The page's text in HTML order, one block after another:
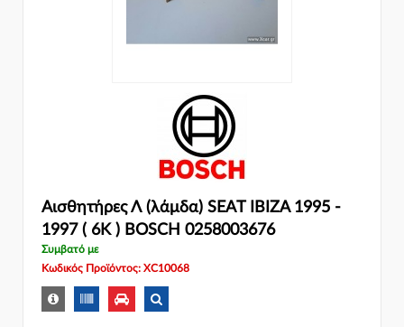
Αισθητήρες Λ (λάμδα) SEAT IBIZA 1995 -
1997 ( 6K ) BOSCH 0258003676
Συμβατό με
Κωδικός Προϊόντος: XC10068